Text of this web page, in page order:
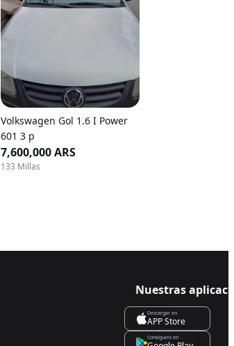
Volkswagen Gol 1.6 I Power
601 3 p
7,600,000 ARS
133 Millas
Nuestras
Descargar en
APP Store
Consíguelo en